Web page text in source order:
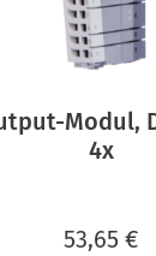
Modul,
4x
53,65 €